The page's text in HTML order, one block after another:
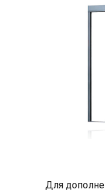
Для